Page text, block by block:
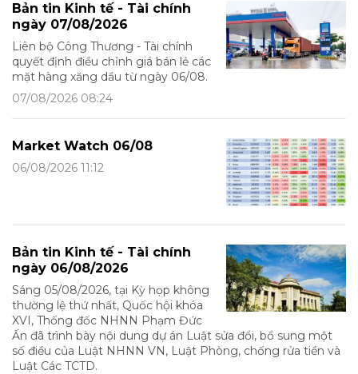
Bản tin Kinh tế - Tài chính
ngày 07/08/2026
Liên bộ Công Thương - Tài chính
quyết định điều chỉnh giá bán lẻ các
mặt hàng xăng dầu từ ngày 06/08.
07/08/2026 08:24
Market Watch 06/08
06/08/2026 11:12
Bản tin Kinh tế - Tài chính
ngày 06/08/2026
Sáng 05/08/2026, tại Kỳ họp không
thường lệ thứ nhất, Quốc hội khóa
XVI, Thống đốc NHNN Phạm Đức
Ấn đã trình bày nội dung dự án Luật sửa đổi, bổ sung một
số điều của Luật NHNN VN, Luật Phòng, chống rửa tiền và
Luật Các TCTD.